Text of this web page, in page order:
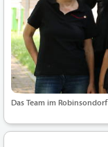
Das Team im Robinsondorf